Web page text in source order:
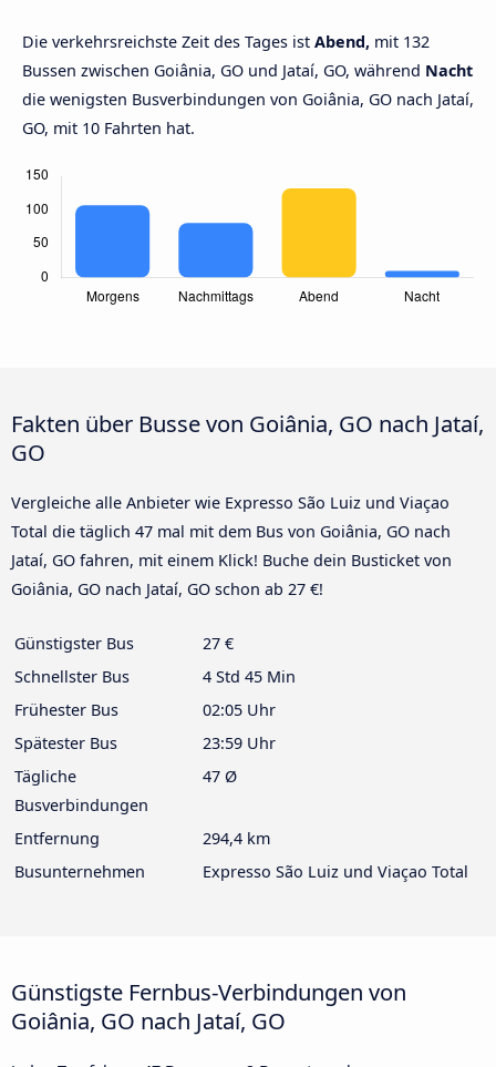
Die verkehrsreichste Zeit des Tages ist Abend, mit 132
Bussen zwischen Goiânia, GO und Jataí, GO, während Nacht
die wenigsten Busverbindungen von Goiânia, GO nach Jataí,
GO, mit 10 Fahrten hat.
Fakten über Busse von Goiânia, GO nach Jataí,
GO
Vergleiche alle Anbieter wie Expresso São Luiz und Viaçao
Total die täglich 47 mal mit dem Bus von Goiânia, GO nach
Jataí, GO fahren, mit einem Klick! Buche dein Busticket von
Goiânia, GO nach Jataí, GO schon ab 27 €!
Günstigster Bus
27 €
Schnellster Bus
4 Std 45 Min
Frühester Bus
02:05 Uhr
Spätester Bus
23:59 Uhr
Tägliche
Busverbindungen
47 Ø
Entfernung
294,4 km
Busunternehmen
Expresso São Luiz und Viaçao Total
Günstigste Fernbus-Verbindungen von
Goiânia, GO nach Jataí, GO